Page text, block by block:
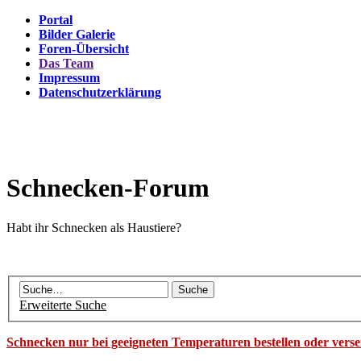
Portal
Bilder Galerie
Foren-Übersicht
Das Team
Impressum
Datenschutzerklärung
Schnecken-Forum
Habt ihr Schnecken als Haustiere?
Erweiterte Suche
Schnecken nur bei geeigneten Temperaturen bestellen oder